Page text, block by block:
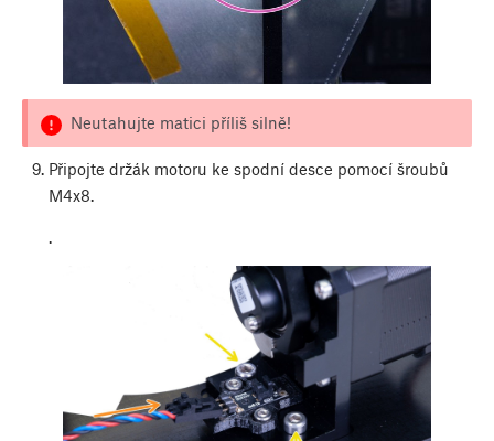
Neutahujte matici příliš silně!
Připojte držák motoru ke spodní desce pomocí šroubů
M4x8.
.